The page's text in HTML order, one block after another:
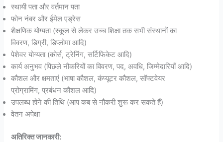
स्थायी पता और वर्तमान पता
फोन नंबर और ईमेल एड्रेस
शैक्षणिक योग्यता (स्कूल से लेकर उच्च शिक्षा तक सभी संस्थानों का
विवरण, डिग्री, डिप्लोमा आदि)
पेशेवर योग्यता (कोर्स, ट्रेनिंग, सर्टिफिकेट आदि)
कार्य अनुभव (पिछले नौकरियों का विवरण, पद, अवधि, जिम्मेदारियाँ आदि)
कौशल और क्षमताएं (भाषा कौशल, कंप्यूटर कौशल, सॉफ्टवेयर
प्रोग्रामिंग, प्रबंधन कौशल आदि)
उपलब्ध होने की तिथि (आप कब से नौकरी शुरू कर सकते हैं)
वेतन अपेक्षा
अतिरिक्त जानकारी: